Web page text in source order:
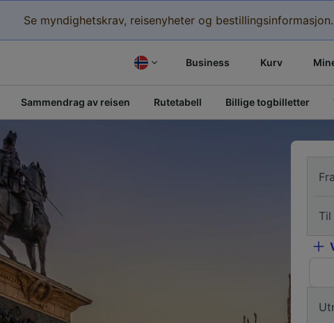
Se myndighetskrav, reisenyheter og bestillingsinformasjon.
Business Kurv
Sammendrag av reisen Rutetabell Billige togbilletter
Til